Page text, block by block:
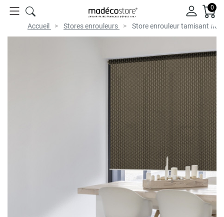
0
Accueil Stores enrouleurs Store enrouleur tamisant